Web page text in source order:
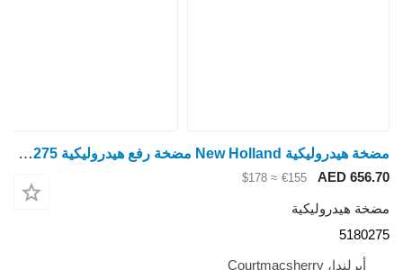
مضخة هيدروليكية New Holland مضخة رفع هيدروليكية Ford 35 Fiat L New Holland Tn60 Da Deluxe 51 5180275 لـ جرار بعجلات
AED 656.70
€155
≈ $178
مضخة هيدروليكية
5180275
أيرلندا، Courtmacsherry